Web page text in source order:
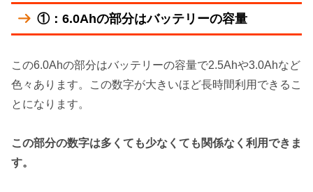
①：6.0Ahの部分はバッテリーの容量
この6.0Ahの部分はバッテリーの容量で2.5Ahや3.0Ahなど
色々あります。この数字が大きいほど長時間利用できるこ
とになります。
この部分の数字は多くても少なくても関係なく利用できま
す。